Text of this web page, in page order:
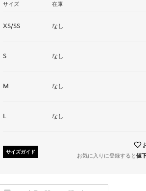
サイズ 在庫
XS/SS なし
S なし
M なし
L なし
サイズガイド
お気に入りに登録すると値